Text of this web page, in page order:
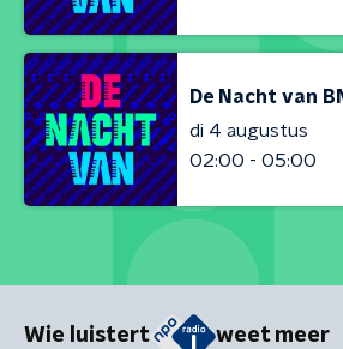
De Nacht van
di 4 augustus
02:00 - 05:00
Wie luistert weet meer